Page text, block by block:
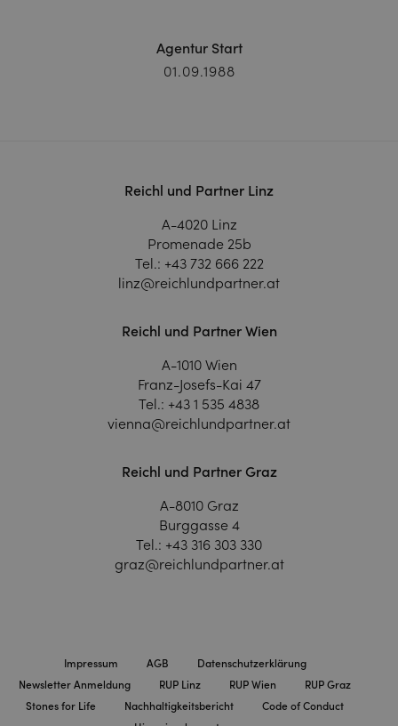
Agentur Start
01.09.1988
Reichl und Partner Linz
A-4020 Linz
Promenade 25b
Tel.: +43 732 666 222
linz@reichlundpartner.at
Reichl und Partner Wien
A-1010 Wien
Franz-Josefs-Kai 47
Tel.: +43 1 535 4838
vienna@reichlundpartner.at
Reichl und Partner Graz
A-8010 Graz
Burggasse 4
Tel.: +43 316 303 330
graz@reichlundpartner.at
Impressum AGB
Datenschutzerklärung
Newsletter Anmeldung
RUP Linz RUP Wien
RUP Graz
Stones for Life
Nachhaltigkeitsbericht
Code of Conduct